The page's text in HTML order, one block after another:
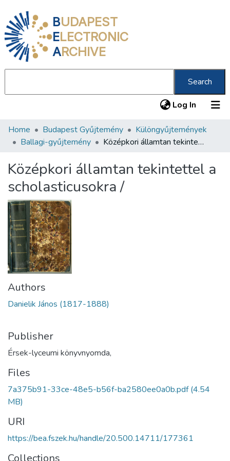
BUDAPEST
ELECTRONIC
ARCHIVE
Search
Log In (current)
Communities & Collections
Statistics
About us
Home Budapest Gyűjtemény
Különgyűjtemények
Ballagi-gyűjtemény
Középkori államtan tekintettel a scholasticusokra /
Középkori államtan tekintettel a
scholasticusokra /
Authors
Danielik János (1817-1888)
Publisher
Érsek-lyceumi könyvnyomda,
Files
7a375b91-33ce-48e5-b56f-ba2580ee0a0b.pdf(4.54
MB)
URI
https://bea.fszek.hu/handle/20.500.14711/177361